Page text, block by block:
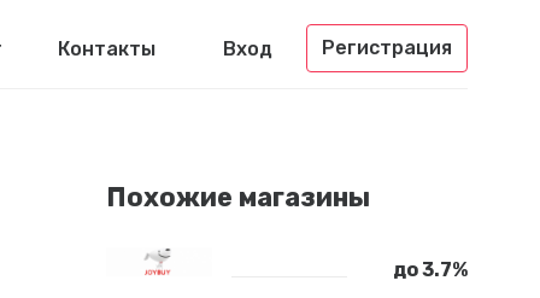
Контакты Вход Регистрация
Похожие магазины
до 3.7%